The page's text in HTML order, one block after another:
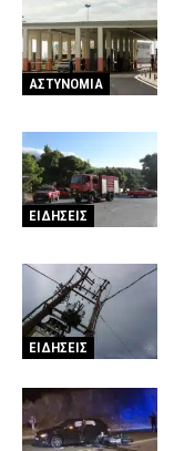
ΑΣΤΥΝΟΜΙΑ
ΕΙΔΗΣΕΙΣ
ΕΙΔΗΣΕΙΣ